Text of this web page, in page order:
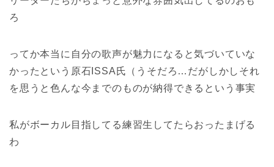
ろ
ってか本当に自分の歌声が魅力になると気づいていな
かったという原石ISSA氏（うそだろ…だがしかしそれ
を思うと色んな今までのものが納得できるという事実
私がボーカル目指してる練習生してたらおったまげる
わ